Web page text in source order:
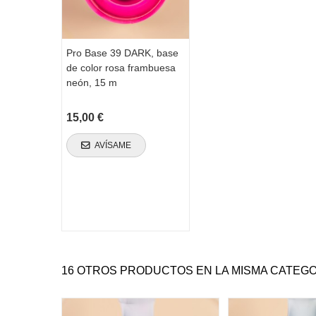
Pro Base 39 DARK, base
de color rosa frambuesa
neón, 15 m
15,00 €
AVÍSAME
16 OTROS PRODUCTOS EN LA MISMA